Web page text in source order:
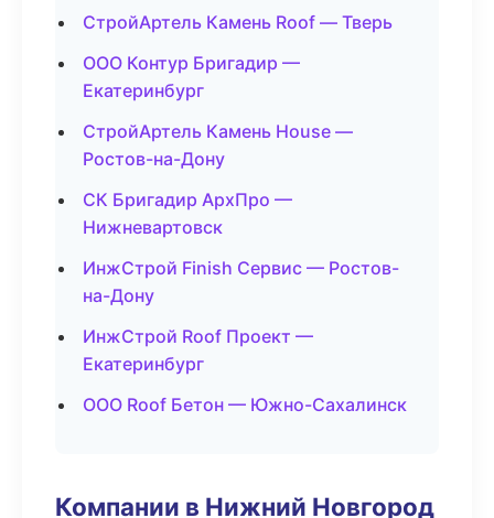
СтройАртель Камень Roof — Тверь
ООО Контур Бригадир —
Екатеринбург
СтройАртель Камень House —
Ростов-на-Дону
СК Бригадир АрхПро —
Нижневартовск
ИнжСтрой Finish Сервис — Ростов-
на-Дону
ИнжСтрой Roof Проект —
Екатеринбург
ООО Roof Бетон — Южно-Сахалинск
Компании в Нижний Новгород